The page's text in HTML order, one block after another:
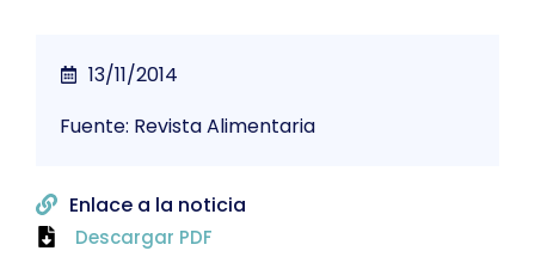
13/11/2014
Fuente: Revista Alimentaria
Enlace a la noticia
Descargar PDF